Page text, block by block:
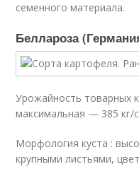
семенного материала.
Беллароза
Урожайность товарных
максимальная — 385 кг/
Морфология куста :
крупными листьями,